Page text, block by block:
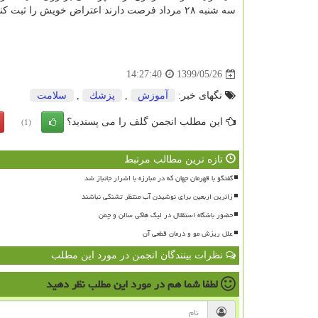
سه شنبه ۲۸ مرداد فرصت دارند اعتراض خویش را ثبت کنند.
1399/05/26
14:27:40
تگهای خبر:
آموزش , پزشك , سلامت
این مطلب انجمن گلف را می پسندید؟ (1)
تازه ترین مطالب مرتبط
گفتگو با قهرمان جهان که در مبارزه با اشرار جانباز شد
زائرین اربعین برای نوشیدن آب منتظر تشنگی نباشند
حضور باشگاه استقلال در لیگ هاکی سالن و چمن
علل ریزش مو و درمان قطعی آن
نظرات بینندگان انجمن در مورد این مطلب
لطفا شما همدر مورد این مطلبنظر دهید